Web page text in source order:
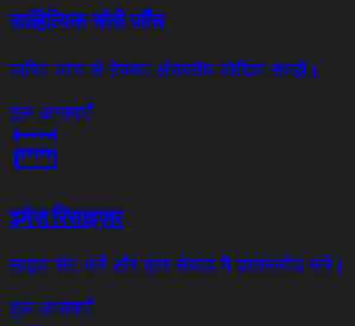
साहित्यिक चोरी जाँच
त्वरित जांच से टेक्स्ट ओवरलैप जोखिम समझें।
टूल आज़माएँ
इमेज रिसाइज़र
साइज़ सेट करें और कुछ सेकंड में डाउनलोड करें।
टूल आज़माएँ